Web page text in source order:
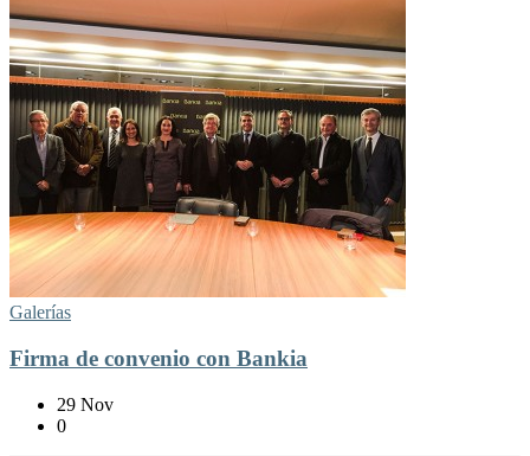
Galerías
Firma de convenio con Bankia
29 Nov
0